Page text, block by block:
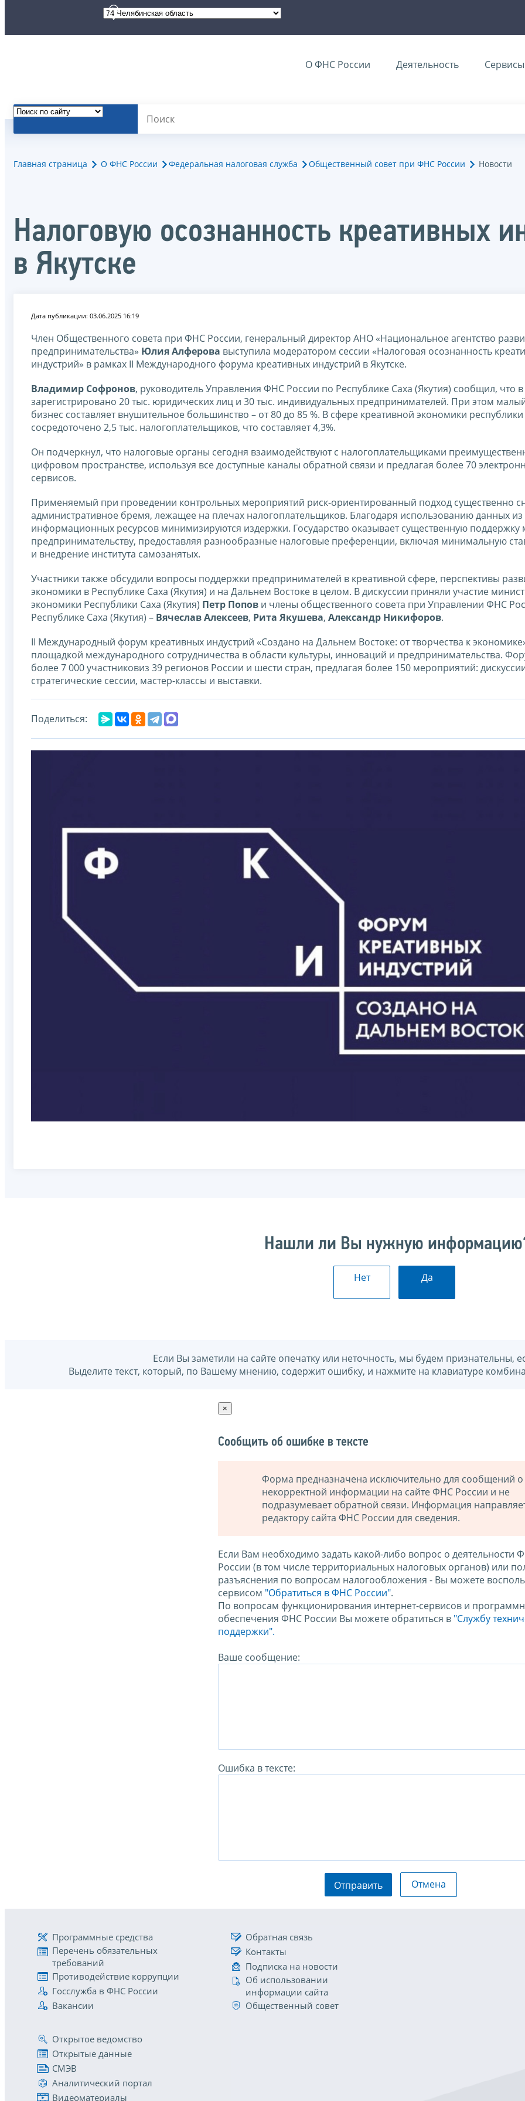
О ФНС России Деятельность Сервисы
Главная страница О ФНС России Федеральная налоговая служба Общественный совет при ФНС России Новости
Налоговую осознанность креативных
в Якутске
Дата публикации: 03.06.2025 16:19
Член Общественного совета при ФНС России, генеральный директор АНО «Национальное агентство
предпринимательства» Юлия Алферова выступила модератором сессии «Налоговая осознанность
индустрий» в рамках II Международного форума креативных индустрий в Якутске.
Владимир Софронов, руководитель Управления ФНС России по Республике Саха (Якутия) сообщил, что в
зарегистрировано 20 тыс. юридических лиц и 30 тыс. индивидуальных предпринимателей. При этом
бизнес составляет внушительное большинство – от 80 до 85 %. В сфере креативной экономики республики
сосредоточено 2,5 тыс. налогоплательщиков, что составляет 4,3%.
Он подчеркнул, что налоговые органы сегодня взаимодействуют с налогоплательщиками
цифровом пространстве, используя все доступные каналы обратной связи и предлагая более 70
сервисов.
Применяемый при проведении контрольных мероприятий риск-ориентированный подход существенно
административное бремя, лежащее на плечах налогоплательщиков. Благодаря использованию данных из
информационных ресурсов минимизируются издержки. Государство оказывает существенную поддержку
предпринимательству, предоставляя разнообразные налоговые преференции, включая минимальную
и внедрение института самозанятых.
Участники также обсудили вопросы поддержки предпринимателей в креативной сфере, перспективы
экономики в Республике Саха (Якутия) и на Дальнем Востоке в целом. В дискуссии приняли участие
экономики Республики Саха (Якутия) Петр Попов и члены общественного совета при Управлении ФНС
Республике Саха (Якутия) – Вячеслав Алексеев, Рита Якушева, Александр Никифоров.
II Международный форум креативных индустрий «Создано на Дальнем Востоке: от творчества к
площадкой международного сотрудничества в области культуры, инноваций и предпринимательства.
более 7 000 участниковиз 39 регионов России и шести стран, предлагая более 150 мероприятий:
стратегические сессии, мастер-классы и выставки.
Поделиться:
Нашли ли Вы нужную
Нет Да
Если Вы заметили на сайте опечатку или неточность, мы будем признательны,
Выделите текст, который, по Вашему мнению, содержит ошибку, и нажмите на клавиатуре
×
Сообщить об ошибке в тексте
Форма предназначена исключительно для сообщений о
некорректной информации на сайте ФНС России и не
подразумевает обратной связи. Информация
редактору сайта ФНС России для сведения.
Если Вам необходимо задать какой-либо вопрос о деятельности
России (в том числе территориальных налоговых органов) или
разъяснения по вопросам налогообложения - Вы можете
сервисом "Обратиться в ФНС России".
По вопросам функционирования интернет-сервисов и
обеспечения ФНС России Вы можете обратиться в "Службу
поддержки".
Ваше сообщение:
Ошибка в тексте:
Отправить Отмена
Программные средства
Перечень обязательных
требований
Противодействие коррупции
Госслужба в ФНС России
Вакансии
Обратная связь
Контакты
Подписка на новости
Об использовании
информации сайта
Общественный совет
Открытое ведомство
Открытые данные
СМЭВ
Аналитический портал
Видеоматериалы